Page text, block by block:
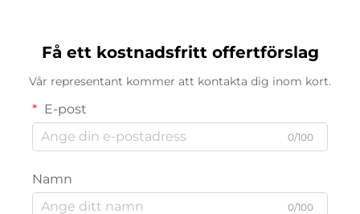
Få ett kostnadsfritt offertförslag
Vår representant kommer att kontakta dig inom kort.
E-post
0/100
Namn
0/100